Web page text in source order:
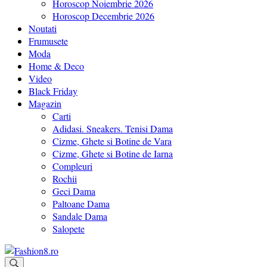
Horoscop Noiembrie 2026
Horoscop Decembrie 2026
Noutati
Frumusete
Moda
Home & Deco
Video
Black Friday
Magazin
Carti
Adidasi. Sneakers. Tenisi Dama
Cizme, Ghete si Botine de Vara
Cizme, Ghete si Botine de Iarna
Compleuri
Rochii
Geci Dama
Paltoane Dama
Sandale Dama
Salopete